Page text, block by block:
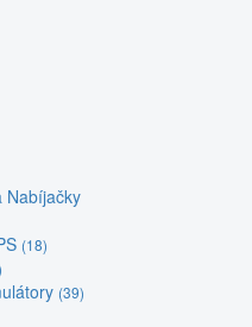
Nabíjačky
(18)
(39)